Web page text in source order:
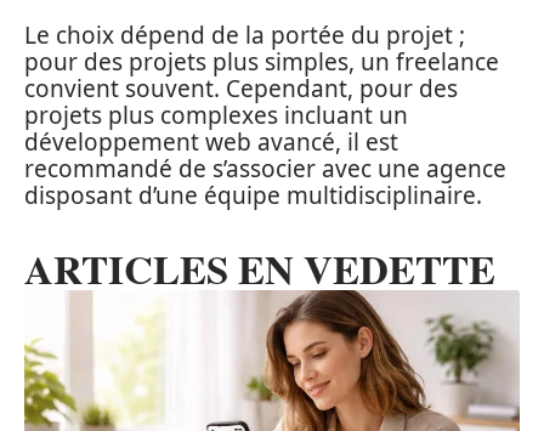
Le choix dépend de la portée du projet ;
pour des projets plus simples, un freelance
convient souvent. Cependant, pour des
projets plus complexes incluant un
développement web avancé, il est
recommandé de s’associer avec une agence
disposant d’une équipe multidisciplinaire.
ARTICLES EN VEDETTE